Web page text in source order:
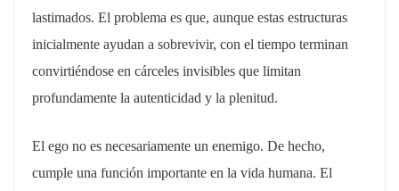
lastimados. El problema es que, aunque estas estructuras
inicialmente ayudan a sobrevivir, con el tiempo terminan
convirtiéndose en cárceles invisibles que limitan
profundamente la autenticidad y la plenitud.
El ego no es necesariamente un enemigo. De hecho,
cumple una función importante en la vida humana. El